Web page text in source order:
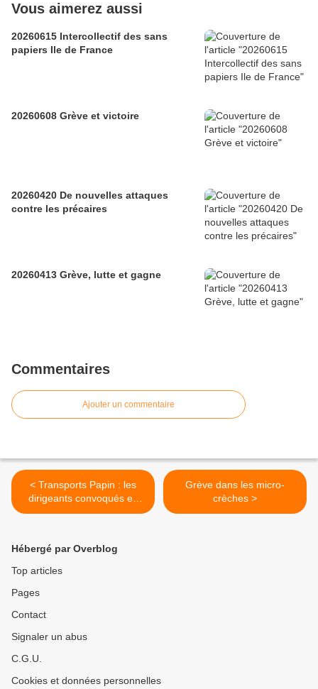
Vous aimerez aussi
20260615 Intercollectif des sans
papiers Ile de France
20260608 Grève et victoire
20260420 De nouvelles attaques
contre les précaires
20260413 Grève, lutte et gagne
Commentaires
Ajouter un commentaire
< Transports Papin : les
dirigeants convoqués en
justice
Grève dans les micro-
crèches >
Hébergé par Overblog
Top articles
Pages
Contact
Signaler un abus
C.G.U.
Cookies et données personnelles